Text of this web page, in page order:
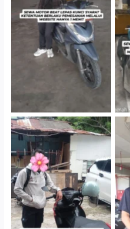
Cityplaza Jatinegara
Gedung Parkir P6A
Cabang Jakarta Barat